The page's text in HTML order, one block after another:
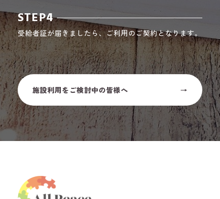
STEP4
受給者証が届きましたら、ご利用のご契約となります。
施設利用をご検討中の皆様へ